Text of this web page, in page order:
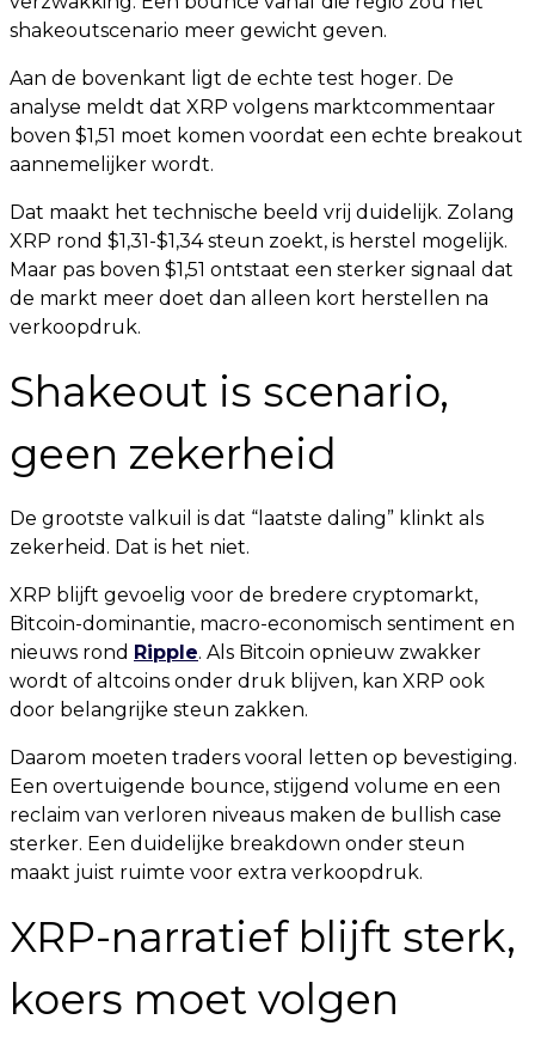
shakeoutscenario meer gewicht geven.
Aan de bovenkant ligt de echte test hoger. De
analyse meldt dat XRP volgens marktcommentaar
boven $1,51 moet komen voordat een echte breakout
aannemelijker wordt.
Dat maakt het technische beeld vrij duidelijk. Zolang
XRP rond $1,31-$1,34 steun zoekt, is herstel mogelijk.
Maar pas boven $1,51 ontstaat een sterker signaal dat
de markt meer doet dan alleen kort herstellen na
verkoopdruk.
Shakeout is scenario,
geen zekerheid
De grootste valkuil is dat “laatste daling” klinkt als
zekerheid. Dat is het niet.
XRP blijft gevoelig voor de bredere cryptomarkt,
Bitcoin-dominantie, macro-economisch sentiment en
nieuws rond Ripple. Als Bitcoin opnieuw zwakker
wordt of altcoins onder druk blijven, kan XRP ook
door belangrijke steun zakken.
Daarom moeten traders vooral letten op bevestiging.
Een overtuigende bounce, stijgend volume en een
reclaim van verloren niveaus maken de bullish case
sterker. Een duidelijke breakdown onder steun
maakt juist ruimte voor extra verkoopdruk.
XRP-narratief blijft sterk,
koers moet volgen